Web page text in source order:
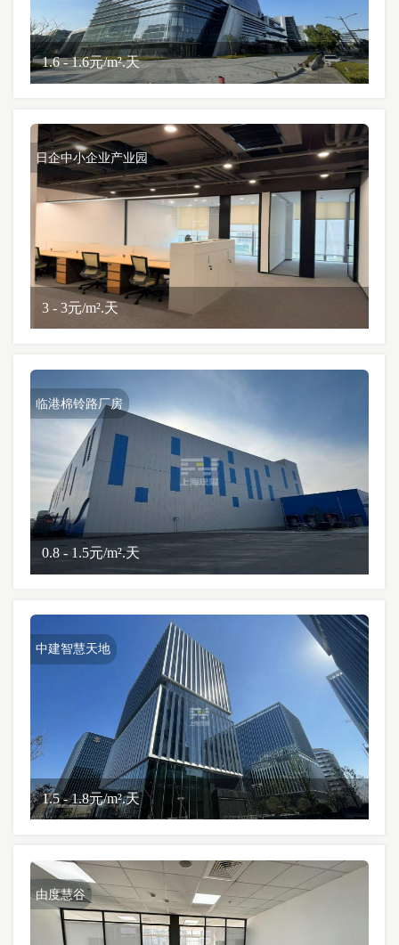
1.6 - 1.6元/m².天
日企中小企业产业园
3 - 3元/m².天
临港棉铃路厂房
0.8 - 1.5元/m².天
中建智慧天地
1.5 - 1.8元/m².天
由度慧谷